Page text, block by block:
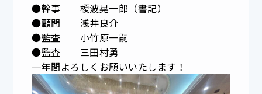
●幹事 榎波晃一郎（書記）
●顧問 浅井良介
●監査 小竹原一嗣
●監査 三田村勇
一年間よろしくお願いいたします！